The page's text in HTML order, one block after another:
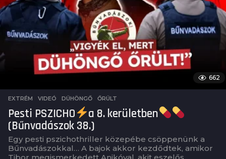
662
EXTRÉM ,VIDEÓ DÜHÖNGŐ ,ŐRÜLT
Pesti PSZICHO
a 8. kerületben
(Bűnvadászok 38.)
Egy pesti pszichothriller közepébe csöppenünk a
Bűnvadászokkal… A bajok akkor kezdődtek, amikor
Tibor megismerkedett Anikóval, akit eszelős